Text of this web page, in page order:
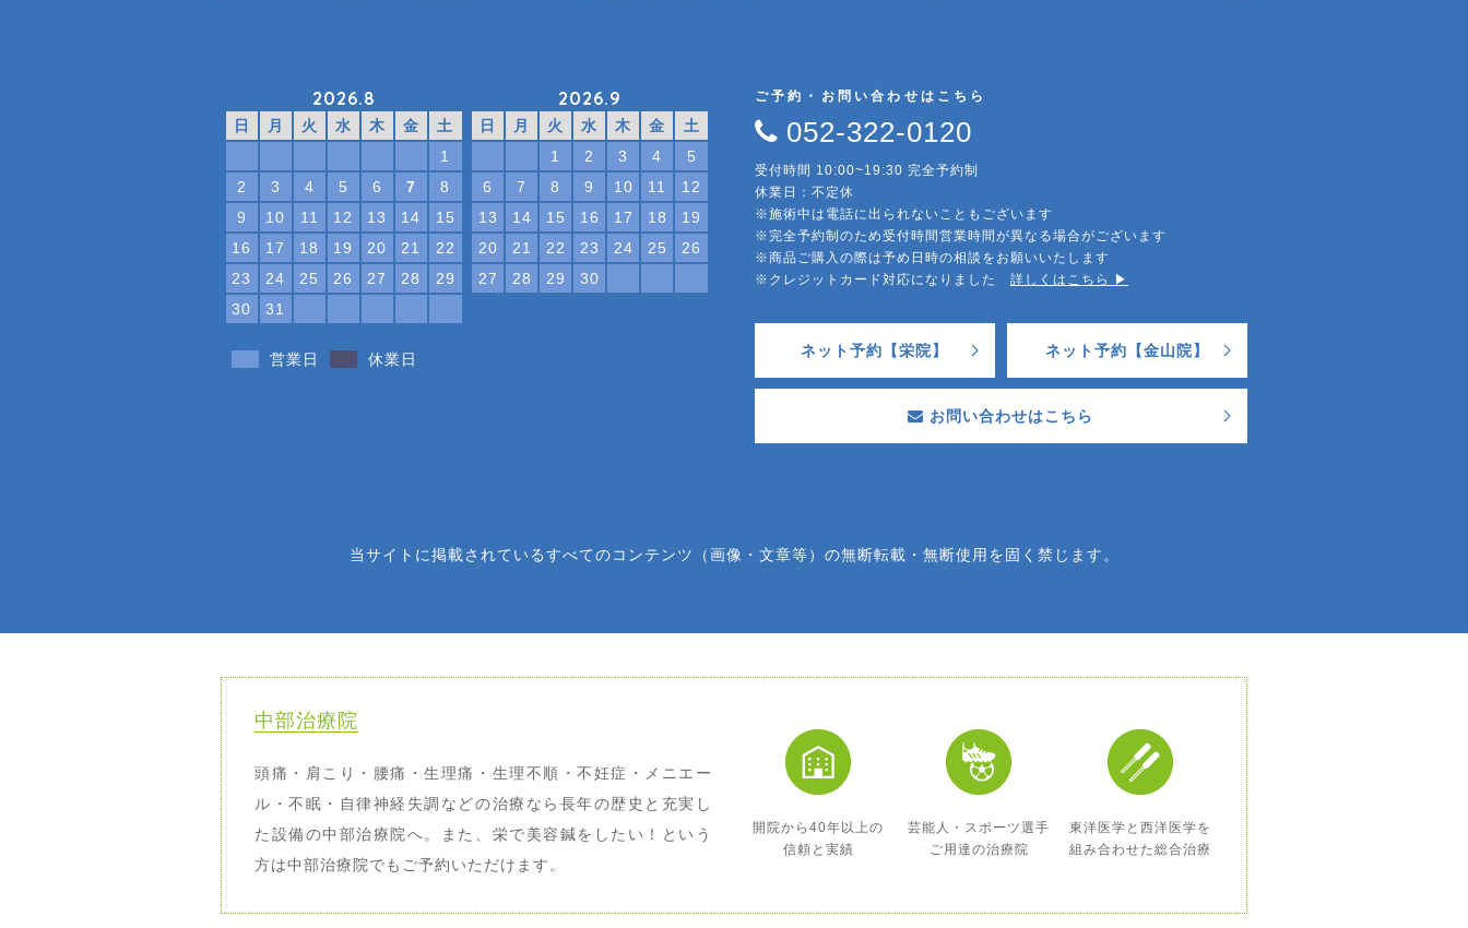
2026.8
日 月 火 水 木 金
土
1
2
3 4 5 6 7
8
9
10 11 12 13 14
15
16
17 18 19 20 21
22
23
24 25 26 27 28
29
30
31
2026.9
日 月 火 水 木 金
土
1
2 3 4
5
6
7 8 9 10 11
12
13
14 15 16 17 18
19
20
21 22 23 24 25
26
27
28 29 30
営業日 休業日
ご予約・お問い合わせはこちら
052-322-0120
受付時間 10:00~19:30 完全予約制
休業日：不定休
※施術中は電話に出られないこともございます
※完全予約制のため受付時間営業時間が異なる場合がございます
※商品ご購入の際は予め日時の相談をお願いいたします
※クレジットカード対応になりました 詳しくはこちら ▶︎
ネット予約【栄院】 ネット予約【金山院】
お問い合わせはこちら
当サイトに掲載されているすべてのコンテンツ（画像・文章等）の無断転載・無断使用を固く禁じます。
中部治療院
頭痛・肩こり・腰痛・生理痛・生理不順・不妊症・メニエー
ル・不眠・自律神経失調などの治療なら長年の歴史と充実し
た設備の中部治療院へ。また、栄で美容鍼をしたい！という
方は中部治療院でもご予約いただけます。
開院から40年以上の
信頼と実績
芸能人・スポーツ選手
ご用達の治療院
東洋医学と西洋医学を
組み合わせた総合治療